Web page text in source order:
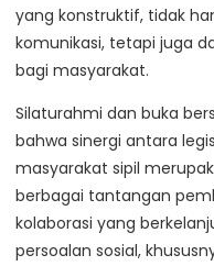
yang konstruktif, tidak
komunikasi, tetapi juga
bagi masyarakat.
Silaturahmi dan buka
bahwa sinergi antara
masyarakat sipil
berbagai tantangan
kolaborasi yang
persoalan sosial,